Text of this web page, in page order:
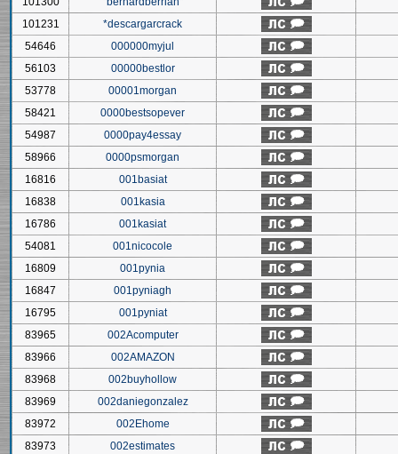
101231
*descargarcrack
54646
000000myjul
56103
00000bestlor
53778
00001morgan
58421
0000bestsopever
54987
0000pay4essay
58966
0000psmorgan
16816
001basiat
16838
001kasia
16786
001kasiat
54081
001nicocole
16809
001pynia
16847
001pyniagh
16795
001pyniat
83965
002Acomputer
83966
002AMAZON
83968
002buyhollow
83969
002daniegonzalez
83972
002Ehome
83973
002estimates